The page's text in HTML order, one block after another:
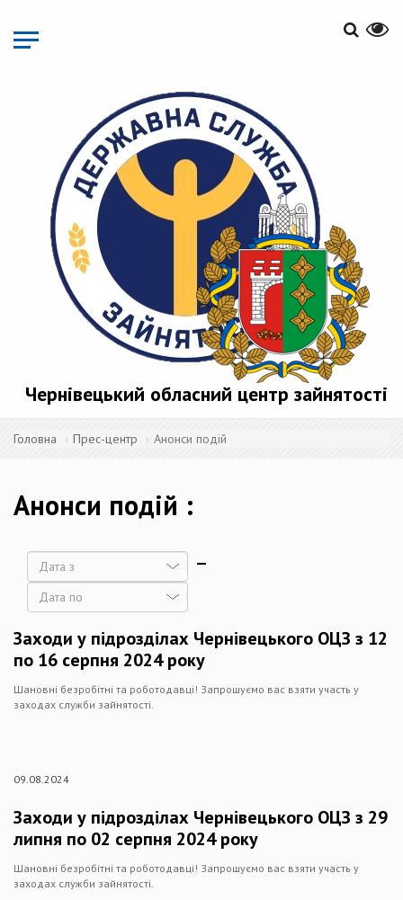
основного
матеріалу
Чернівецький обласний центр зайнятості
Головна Прес-центр Анонси подій
Анонси подій
Дата
Заходи у підрозділах Чернівецького ОЦЗ з 12
по 16 серпня 2024 року
Шановні безробітні та роботодавці! Запрошуємо вас взяти участь у
заходах служби зайнятості.
09.08.2024
Заходи у підрозділах Чернівецького ОЦЗ з 29
липня по 02 серпня 2024 року
Шановні безробітні та роботодавці! Запрошуємо вас взяти участь у
заходах служби зайнятості.